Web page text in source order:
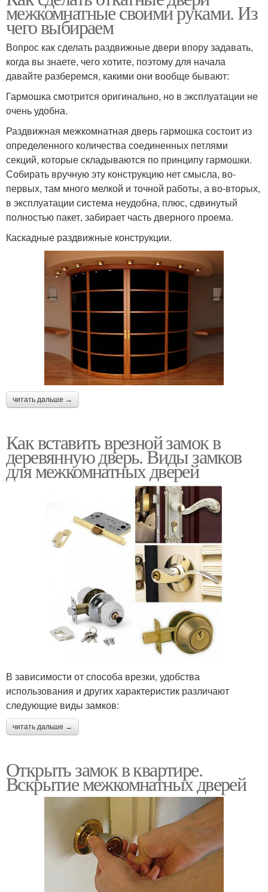
межкомнатные своими руками. Из
чего выбираем
Вопрос как сделать раздвижные двери впору задавать,
когда вы знаете, чего хотите, поэтому для начала
давайте разберемся, какими они вообще бывают:
Гармошка смотрится оригинально, но в эксплуатации не
очень удобна.
Раздвижная межкомнатная дверь гармошка состоит из
определенного количества соединенных петлями
секций, которые складываются по принципу гармошки.
Собирать вручную эту конструкцию нет смысла, во-
первых, там много мелкой и точной работы, а во-вторых,
в эксплуатации система неудобна, плюс, сдвинутый
полностью пакет, забирает часть дверного проема.
Каскадные раздвижные конструкции.
читать дальше →
Как вставить врезной замок в
деревянную дверь. Виды замков
для межкомнатных дверей
В зависимости от способа врезки, удобства
использования и других характеристик различают
следующие виды замков:
читать дальше →
Открыть замок в квартире.
Вскрытие межкомнатных дверей